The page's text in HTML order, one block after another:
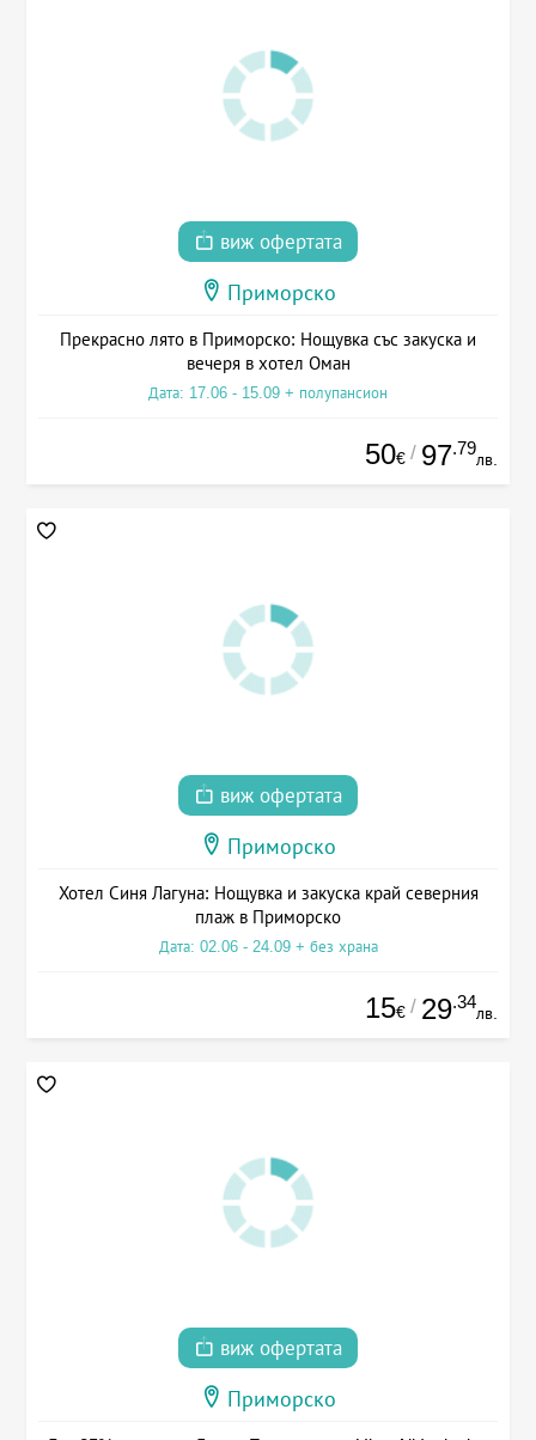
виж офертата
Приморско
Прекрасно лято в Приморско: Нощувка със закуска и
вечеря в хотел Оман
Дата: 17.06 - 15.09 + полупансион
50€ / 97.79
лв.
виж офертата
Приморско
Хотел Синя Лагуна: Нощувка и закуска край северния
плаж в Приморско
Дата: 02.06 - 24.09 + без храна
15€ / 29.34
лв.
виж офертата
Приморско